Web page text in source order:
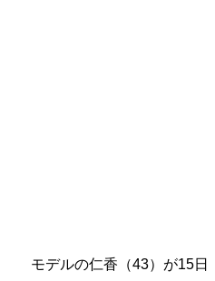
モデルの仁香（43）が15日